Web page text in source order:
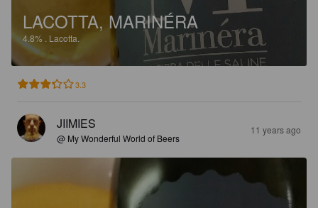
LACOTTA, MARINÉRA
4.8% . Lacotta.
3.3
JIIMIES
@ My Wonderful World of Beers
11 years ago